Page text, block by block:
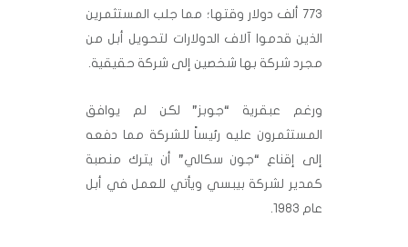
773 ألف دولار وقتها؛ مما جلب المستثمرين
الذين قدموا آلاف الدولارات لتحويل أبل من
مجرد شركة بها شخصين إلى شركة حقيقية.
ورغم عبقرية “جوبز” لكن لم يوافق
المستثمرون عليه رئيساً للشركة مما دفعه
إلى إقناع “جون سكالي” أن يترك منصبة
كمدير لشركة بيبسي ويأتي للعمل في أبل
عام 1983.